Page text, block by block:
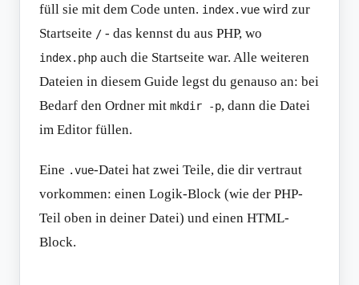
füll sie mit dem Code unten. index.vue wird zur
Startseite / - das kennst du aus PHP, wo
index.php auch die Startseite war. Alle weiteren
Dateien in diesem Guide legst du genauso an: bei
Bedarf den Ordner mit mkdir -p, dann die Datei
im Editor füllen.
Eine .vue-Datei hat zwei Teile, die dir vertraut
vorkommen: einen Logik-Block (wie der PHP-
Teil oben in deiner Datei) und einen HTML-
Block.